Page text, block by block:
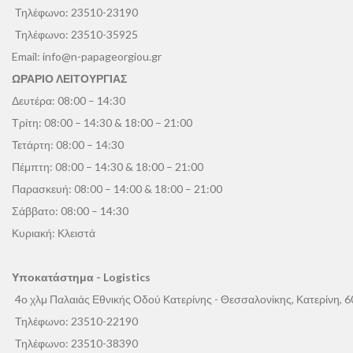
Τηλέφωνο: 23510-23190
Τηλέφωνο: 23510-35925
Email: info@n-papageorgiou.gr
ΩΡΑΡΙΟ ΛΕΙΤΟΥΡΓΙΑΣ
Δευτέρα: 08:00 – 14:30
Τρίτη: 08:00 – 14:30 & 18:00 – 21:00
Τετάρτη: 08:00 – 14:30
Πέμπτη: 08:00 – 14:30 & 18:00 – 21:00
Παρασκευή: 08:00 – 14:00 & 18:00 – 21:00
Σάββατο: 08:00 – 14:30
Κυριακή: Κλειστά
Υποκατάστημα - Logistics
4ο χλμ Παλαιάς Εθνικής Οδού Κατερίνης - Θεσσαλονίκης, Κατερίνη,
Τηλέφωνο: 23510-22190
Τηλέφωνο: 23510-38390